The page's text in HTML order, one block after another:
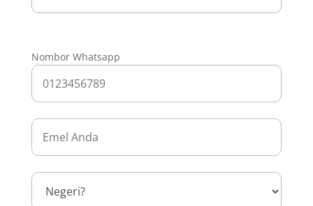
Nombor Whatsapp